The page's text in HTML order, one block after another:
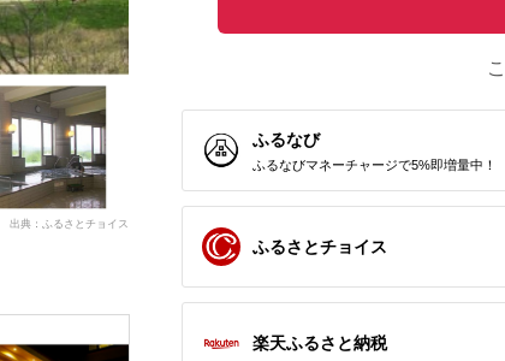
出典：ふるさとチョイス
ふるなび
ふるなびマネーチャージで5%即増量中！
ふるさとチョイス
楽天ふるさと納税